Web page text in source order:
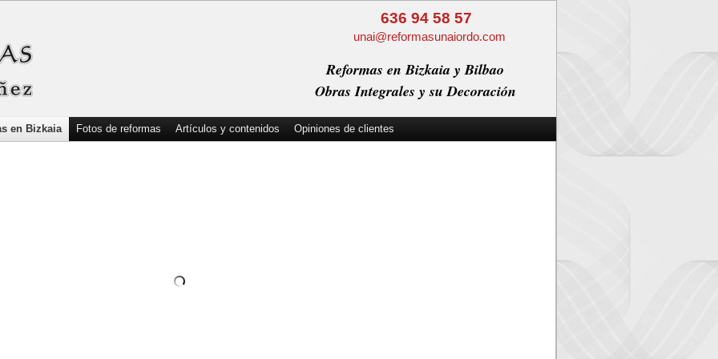
636 94 58 57
unai@reformasunaiordo.com
Reformas en Bizkaia y Bilbao
Obras Integrales y su Decoración
en Bizkaia Fotos de reformas Artículos y contenidos
Opiniones de clientes